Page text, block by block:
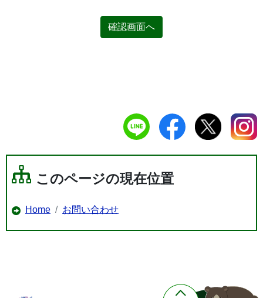
確認画面へ
このページの現在位置
Home お問い合わせ